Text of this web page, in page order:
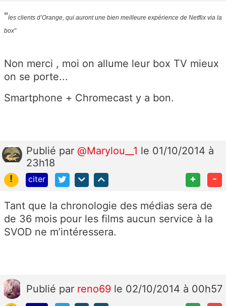
"les clients d’Orange, qui auront une bien meilleure expérience de Netflix via la
box"
Non merci , moi on allume leur box TV mieux
on se porte...
Smartphone + Chromecast y a bon.
Publié par @Marylou__1 le 01/10/2014 à
23h18
!
citer + -
Tant que la chronologie des médias sera de
de 36 mois pour les films aucun service à la
SVOD ne m’intéressera.
Publié par reno69 le 02/10/2014 à 00h57